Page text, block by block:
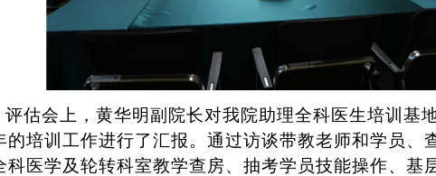
评估会上，黄华明副院长对我院助理全科医生培训基
的培训 工作进行了汇报。通过访谈带教老师和学员、
科医学及轮转科室教学查房、抽考学员技能操作、 基